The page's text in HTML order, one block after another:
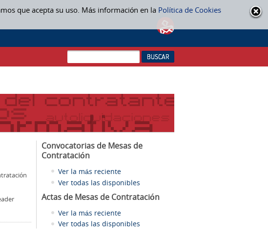
que acepta su uso. Más información en la Política de Cookies
Convocatorias de Mesas de
Contratación
Ver la más reciente
Ver todas las disponibles
Actas de Mesas de Contratación
Ver la más reciente
Ver todas las disponibles